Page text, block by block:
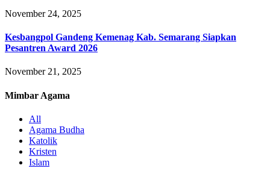
November 24, 2025
Kesbangpol Gandeng Kemenag Kab. Semarang Siapkan
Pesantren Award 2026
November 21, 2025
Mimbar Agama
All
Agama Budha
Katolik
Kristen
Islam